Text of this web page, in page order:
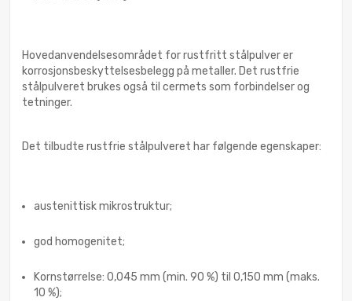
Hovedanvendelsesområdet for rustfritt stålpulver er
korrosjonsbeskyttelsesbelegg på metaller. Det rustfrie
stålpulveret brukes også til cermets som forbindelser og
tetninger.
Det tilbudte rustfrie stålpulveret har følgende egenskaper:
austenittisk mikrostruktur;
god homogenitet;
Kornstørrelse: 0,045 mm (min. 90 %) til 0,150 mm (maks.
10 %);